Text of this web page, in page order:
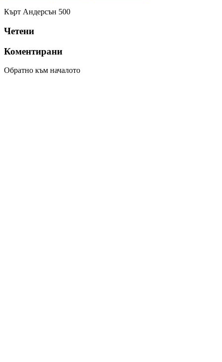
Кърт Андерсън 500
Четени
Коментирани
Обратно към началото